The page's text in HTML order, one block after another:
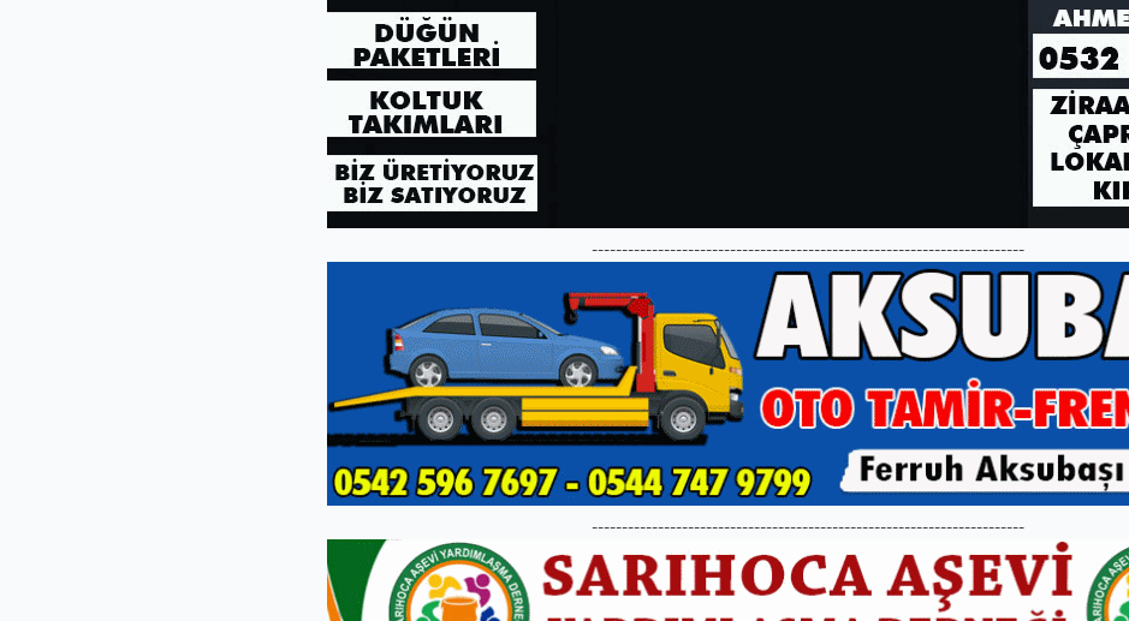
------------------------------------------------------------------------
------------------------------------------------------------------------